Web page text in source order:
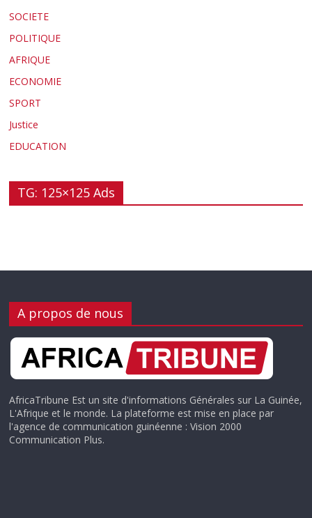
SOCIETE
POLITIQUE
AFRIQUE
ECONOMIE
SPORT
Justice
EDUCATION
TG: 125×125 Ads
A propos de nous
AfricaTribune Est un site d'informations Générales sur La Guinée,
L'Afrique et le monde. La plateforme est mise en place par
l'agence de communication guinéenne : Vision 2000
Communication Plus.